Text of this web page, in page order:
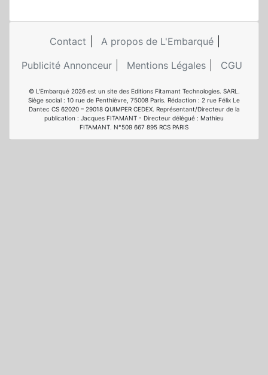
Contact
A propos de L'Embarqué
Publicité Annonceur
Mentions Légales CGU
© L'Embarqué 2026 est un site des Editions Fitamant Technologies. SARL.
Siège social : 10 rue de Penthièvre, 75008 Paris. Rédaction : 2 rue Félix Le
Dantec CS 62020 – 29018 QUIMPER CEDEX. Représentant/Directeur de la
publication : Jacques FITAMANT - Directeur délégué : Mathieu
FITAMANT. N°509 667 895 RCS PARIS